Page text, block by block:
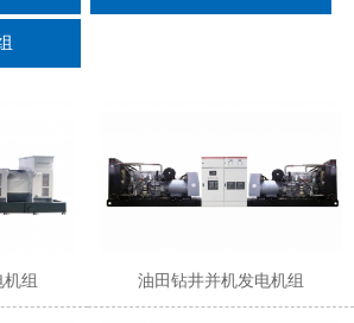
组 油田钻井并机发电机组